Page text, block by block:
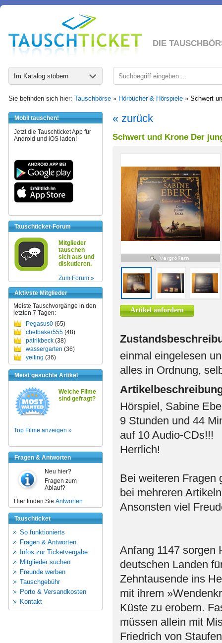
DIE
Im Katalog stöbern
Sie befinden sich hier: Tauschbörse » Hörbücher & Hörspiele » Schwert
Mobil tauschen!
Jetzt die Tauschticket App für
Android und iOS laden!
Tauschticket-Forum
Mitglieder
tauschen
sich aus und
diskutieren.
Zum Forum »
Aktivste Mitglieder
Meiste Tauschvorgänge in den
letzten 7 Tagen:
Pegasus0 (65)
chetbaker555 (48)
patrikbeck (38)
wassergarten (36)
yeiting (36)
Meist gesuchte Artikel
Welche Filme
sind gefragt?
Top Filme anzeigen »
Fragen & Antworten
Neu hier?
Fragen zum
Ablauf?
Hier finden Sie Antworten
Tauschticket
So funktionierts
Fragen & Antworten
Infos zur Ticketvergabe
Mitglieder suchen
Freunde werben
Tauschgebühr
Porto & Versandkosten
Kontakt
« zurück
Schwert und Krone Der
Artikel anfordern
einmal eingelesen
alles in Ordnung,
Hörspiel, Sabine
9 Stunden und 44
auf 10 Audio-CDs!!!
Herrlich!
Bei weiteren Fragen
bei mehreren
Ansonsten viel
Anfang 1147 sorgen
deutschen Landen
Zehntausende ins
mit ihrem
Küste zu erobern.
müssen allein mit
Friedrich von